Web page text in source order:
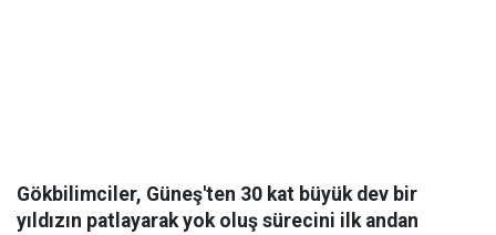
Gökbilimciler, Güneş'ten 30 kat büyük dev bir
yıldızın patlayarak yok oluş sürecini ilk andan